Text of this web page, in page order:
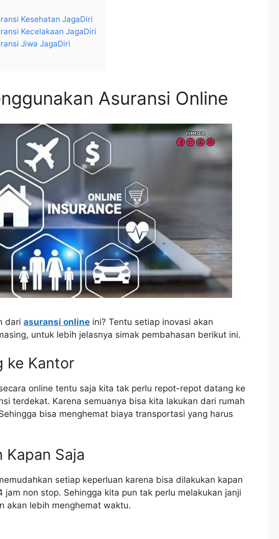
Kesehatan JagaDiri
Kecelakaan JagaDiri
Jiwa JagaDiri
Asuransi Online
dari asuransi online ini? Tentu setiap inovasi akan
untuk lebih jelasnya simak pembahasan berikut ini.
ke Kantor
online tentu saja kita tak perlu repot-repot datang ke
terdekat. Karena semuanya bisa kita lakukan dari rumah
bisa menghemat biaya transportasi yang harus
Kapan Saja
setiap keperluan karena bisa dilakukan kapan
jam non stop. Sehingga kita pun tak perlu melakukan janji
akan lebih menghemat waktu.